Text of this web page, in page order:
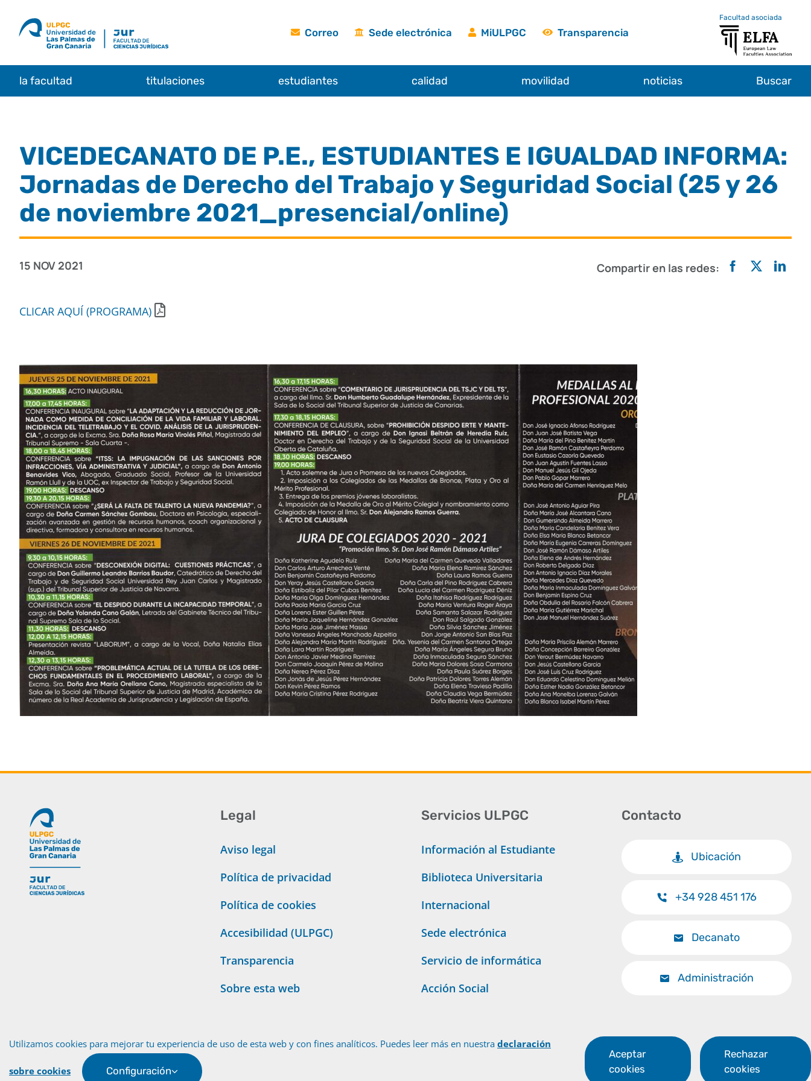
contenido
Correo Sede electrónica MiULPGC Transparencia
Facultad asociada
la facultad titulaciones estudiantes calidad movilidad noticias Buscar
VICEDECANATO DE P.E., ESTUDIANTES E IGUALDAD INFORMA:
Jornadas de Derecho del Trabajo y Seguridad Social (25 y 26
de noviembre 2021_presencial/online)
15 NOV 2021 Compartir en las redes:
CLICAR AQUÍ (PROGRAMA)
Legal
Aviso legal
Política de privacidad
Política de cookies
Accesibilidad (ULPGC)
Transparencia
Sobre esta web
Servicios ULPGC
Información al Estudiante
Biblioteca Universitaria
Internacional
Sede electrónica
Servicio de informática
Acción Social
Contacto
Ubicación
+34 928 451 176
Decanato
Administración
Volver al inicio
Utilizamos cookies para mejorar tu experiencia de uso de esta web y con fines analíticos. Puedes leer más en nuestra declaración
sobre cookies Configuración
Aceptar
cookies
Rechazar
cookies